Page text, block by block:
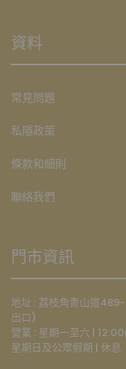
資料
常見問題
私隱政策
條款和細則
聯絡我們
門市資訊
地址 : 荔枝角青山道
出口)
營業 : 星期一至六 |
星期日及公眾假期 | 休息